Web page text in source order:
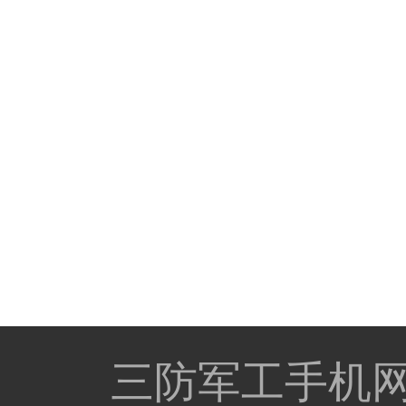
三防军工手机